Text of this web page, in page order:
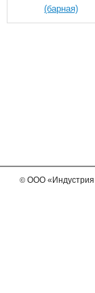
(барная)
© ООО